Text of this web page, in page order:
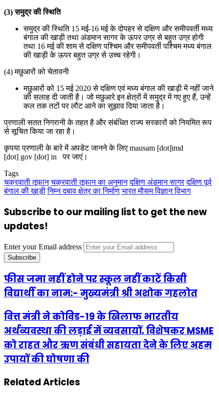
(3)समुद्र की स्थिति
समुद्र की स्थिति 15 मई-16 मई के दोपहर से दक्षिण और समीपवर्ती मध्य
बंगाल की खाड़ी तथा अंडमान सागर के ऊपर उग्र से बहुत उग्र होगी
तथा 16 मई की शाम से दक्षिण पश्चिम और समीपवर्ती पश्चिम मध्य बंगाल
की खाड़ी के ऊपर बहुत उग्र से उच्च रहेगी।
(4) मछुआरों को चेतावनी
मछुआरों को 15 मई 2020 से दक्षिण एवं मध्य बंगाल की खाड़ी में नहीं जाने
की सलाह दी जाती है। जो मछुआरे इन क्षेत्रों में समुद्र में गए हुए हैं, उन्हें
कल तक तटों पर लौट आने का सुझाव दिया जाता है।
प्रणाली सतत निगरानी के तहत है और संबंधित राज्य सरकारों को नियमित रूप
से सूचित किया जा रहा है।
कृपया प्रणाली के बारे में अपडेट जानने के लिए mausam [dot]imd
[dot] gov [dot] in पर जाएं।
Tags
चक्रवाती तूफान चक्रवाती तूफान का अनुमान दक्षिण अंडमान सागर दक्षिण पूर्व
बंगाल की खाड़ी निम्न दबाव क्षेत्र का निर्माण भारत मौसम विज्ञान विभाग
Subscribe to our mailing list to get the new
updates!
Enter your Email address
फीस जमा नहीं होने पर स्कूल नहीं काटें किसी
विद्यार्थी का नाम:- मुख्यमंत्री श्री अशोक गहलोत
वित्त मंत्री ने कोविड-19 के खिलाफ भारतीय
अर्थव्यवस्था की लड़ाई में व्यवसायों, विशेषकर MSME
को राहत और ऋण संबंधी सहायता देने के लिए अहम
उपायों की घोषणा की
Related Articles